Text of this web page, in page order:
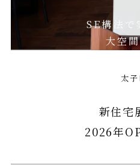
SE構法で
大空
太
新住宅
2026年